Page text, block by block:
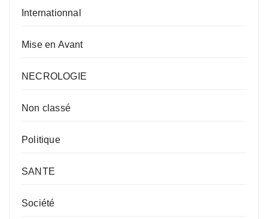
Internationnal
Mise en Avant
NECROLOGIE
Non classé
Politique
SANTE
Société